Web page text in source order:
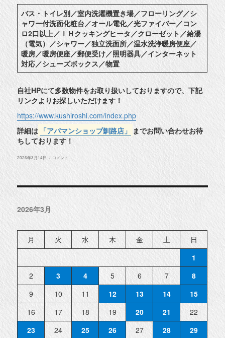
バス・トイレ別／室内洗濯機置き場／フローリング／シ
ャワー付洗面化粧台／オール電化／光ファイバー／コン
ロ2口以上／ＩＨクッキングヒータ／クローゼット／給湯
（電気）／シャワー／独立洗面所／温水洗浄暖房便座／
暖房／暖房便座／郵便受け／照明器具／インターネット
対応／シューズボックス／物置
自社HPにて多数物件をお取り扱いしておりますので、下記
リンクよりお探しいただけます！
https://www.kushiroshi.com/index.php
詳細は 「アパマンショップ釧路店」
までお問い合わせお待
ちしております！
投
日:
2026年3月14日
★
★
に
コメント
2026年3月
月 火 水 木 金 土
日
1
2
3 4 5 6 7
8
9
10 11 12 13 14
15
16
17 18 19 20 21
22
23
24 25 26 27 28 29